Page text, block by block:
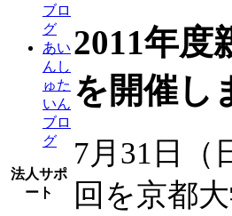
ブロ
グ
あい
んし
ゅた
いん
ブロ
グ
法人サポ
ート
2011年度
を開催し
7月31日（
回を京都